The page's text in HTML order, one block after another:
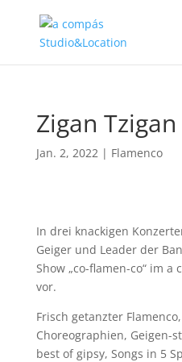
Zigan Tzigan
Jan. 2, 2022| Flamenco
In drei knackigen
Geiger und Leader der
Show „co-flamen-co“ im
vor.
Frisch getanzter
Choreographien, Geigen-
best of gipsy, Songs in 5